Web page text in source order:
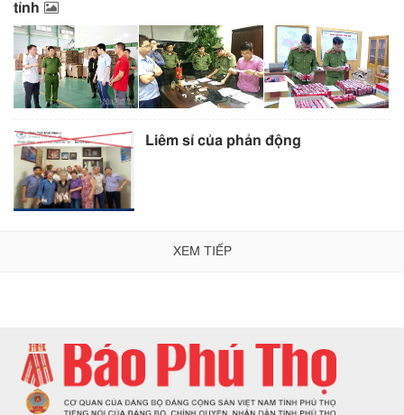
tỉnh
Liêm sỉ của phản động
XEM TIẾP